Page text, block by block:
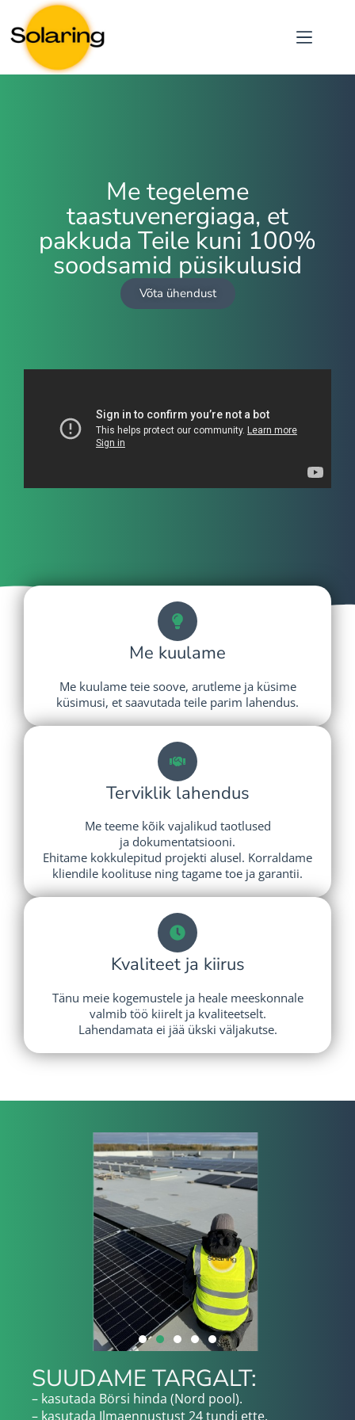
Me tegeleme
taastuvenergiaga, et
pakkuda Teile kuni 100%
soodsamid püsikulusid
Võta ühendust
Me kuulame
Me kuulame teie soove, arutleme ja küsime
küsimusi, et saavutada teile parim lahendus.
Terviklik lahendus
Me teeme kõik vajalikud taotlused
ja dokumentatsiooni.
Ehitame kokkulepitud projekti alusel. Korraldame
kliendile koolituse ning tagame toe ja garantii.
Kvaliteet ja kiirus
Tänu meie kogemustele ja heale meeskonnale
valmib töö kiirelt ja kvaliteetselt.
Lahendamata ei jää ükski väljakutse.
SUUDAME TARGALT:
– kasutada Börsi hinda (Nord pool).
– kasutada Ilmaennustust 24 tundi ette.